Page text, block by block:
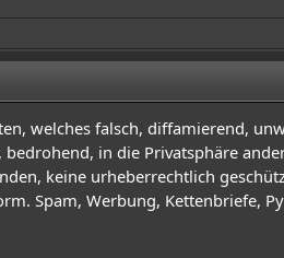
welches falsch, diffamierend,
in die Privatsphäre
keine urheberrechtlich
Spam, Werbung, Kettenbriefe,